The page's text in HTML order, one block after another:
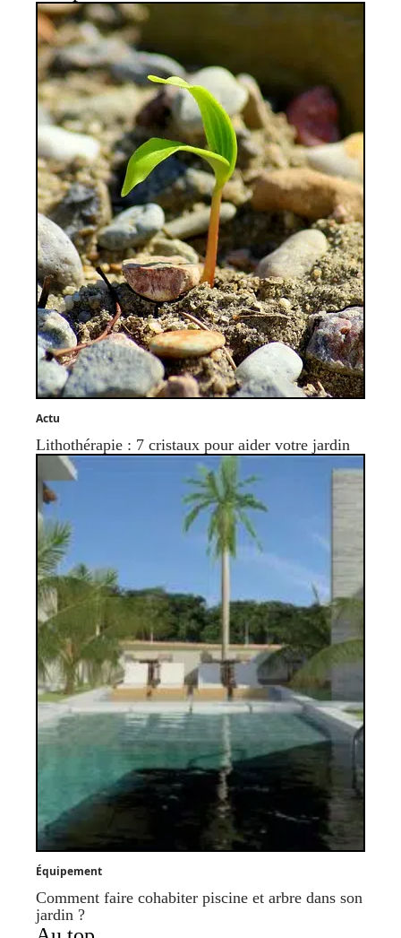
Actu
Lithothérapie : 7 cristaux pour aider votre jardin
Équipement
Comment faire cohabiter piscine et arbre dans son
jardin ?